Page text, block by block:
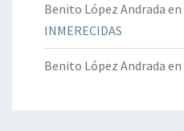
Benito López Andrada en
INMERECIDAS
Benito López Andrada en